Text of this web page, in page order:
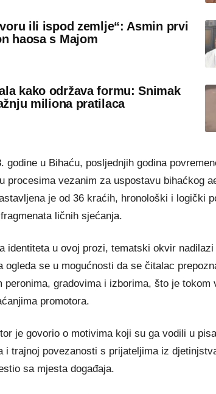
ili ispod zemlje“: Asmin prvi
haosa s Majom
kako održava formu: Snimak
miliona pratilaca
godine u Bihaću, posljednjih godina
procesima vezanim za uspostavu bihaćkog
je od 36 kraćih, hronološki i logički
ličnih sjećanja.
identiteta u ovoj prozi, tematski okvir nadilazi
ogleda se u mogućnosti da se čitalac
peronima, gradovima i izborima, što je tokom
promotora.
je govorio o motivima koji su ga vodili u
i trajnoj povezanosti s prijateljima iz
sa mjesta događaja.